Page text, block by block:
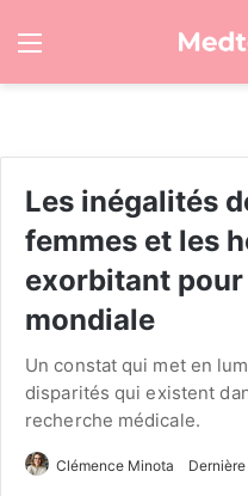
Menu
Les inégalités
femmes et les
exorbitant pour
mondiale
Un constat qui met en
disparités qui existent
recherche médicale.
Clémence Minota